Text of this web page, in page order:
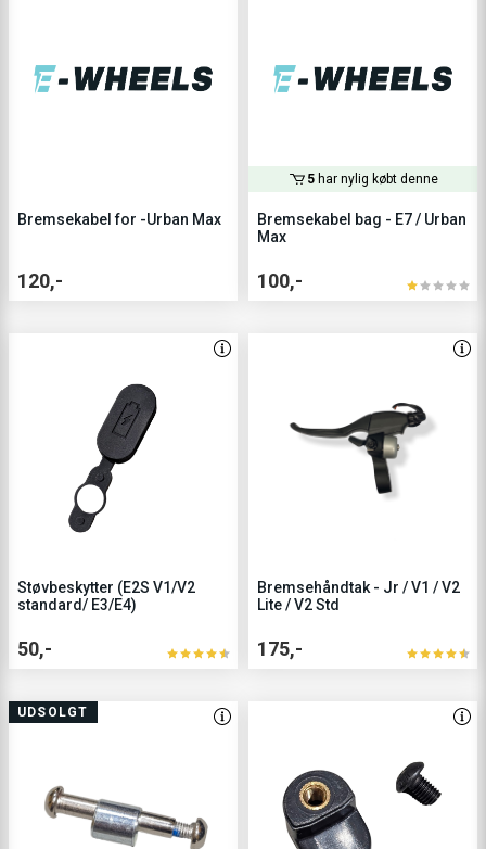
Bremsekabel for -Urban Max
120,-
5 har nylig købt denne
Bremsekabel bag - E7 / Urban
Max
100,-
Støvbeskytter (E2S V1/V2
standard/ E3/E4)
50,-
Bremsehåndtak - Jr / V1 / V2
Lite / V2 Std
175,-
UDSOLGT